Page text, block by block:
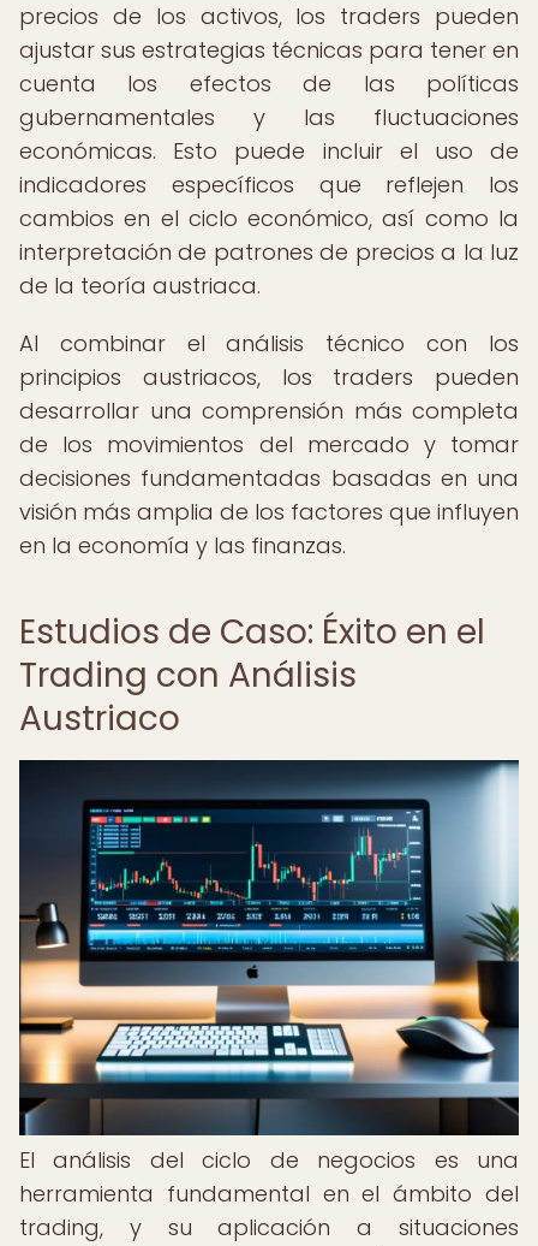
precios de los activos, los traders pueden
ajustar sus estrategias técnicas para tener en
cuenta los efectos de las políticas
gubernamentales y las fluctuaciones
económicas. Esto puede incluir el uso de
indicadores específicos que reflejen los
cambios en el ciclo económico, así como la
interpretación de patrones de precios a la luz
de la teoría austriaca.
Al combinar el análisis técnico con los
principios austriacos, los traders pueden
desarrollar una comprensión más completa
de los movimientos del mercado y tomar
decisiones fundamentadas basadas en una
visión más amplia de los factores que influyen
en la economía y las finanzas.
Estudios de Caso: Éxito en el
Trading con Análisis
Austriaco
El análisis del ciclo de negocios es una
herramienta fundamental en el ámbito del
trading, y su aplicación a situaciones